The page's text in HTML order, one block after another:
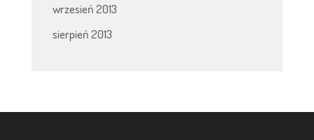
wrzesień 2013
sierpień 2013